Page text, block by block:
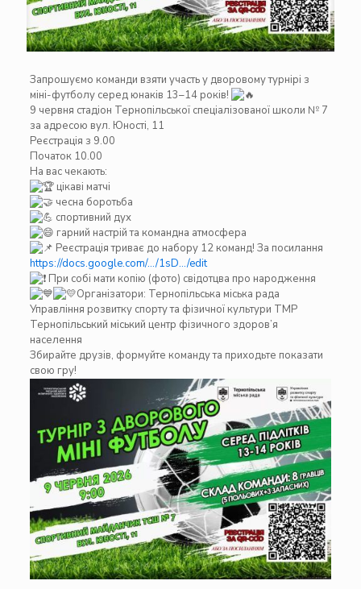
Запрошуємо команди взяти участь у дворовому турнірі з
міні-футболу серед юнаків 13–14 років!
9 червня стадіон Тернопільської спеціалізованої школи № 7
за адресою вул. Юності, 11
Реєстрація з 9.00
Початок 10.00
На вас чекають:
цікаві матчі
чесна боротьба
спортивний дух
гарний настрій та командна атмосфера
Реєстрація триває до набору 12 команд! За посилання
https://docs.google.com/…/1sD…/edit
При собі мати копію (фото) свідотцва про народження
Організатори: Тернопільська міська рада
Управління розвитку спорту та фізичної культури ТМР
Тернопільський міський центр фізичного здоров’я
населення
Збирайте друзів, формуйте команду та приходьте показати
свою гру!